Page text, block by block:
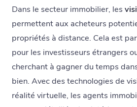
Dans le secteur immobilier, les
permettent aux acheteurs
propriétés à distance. Cela est
pour les investisseurs étrangers
cherchant à gagner du temps
bien. Avec des technologies de
réalité virtuelle, les agents